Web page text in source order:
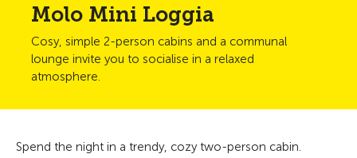
Molo Mini Loggia
Cosy, simple 2-person cabins and a communal
lounge invite you to socialise in a relaxed
atmosphere.
Spend the night in a trendy, cozy two-person cabin.